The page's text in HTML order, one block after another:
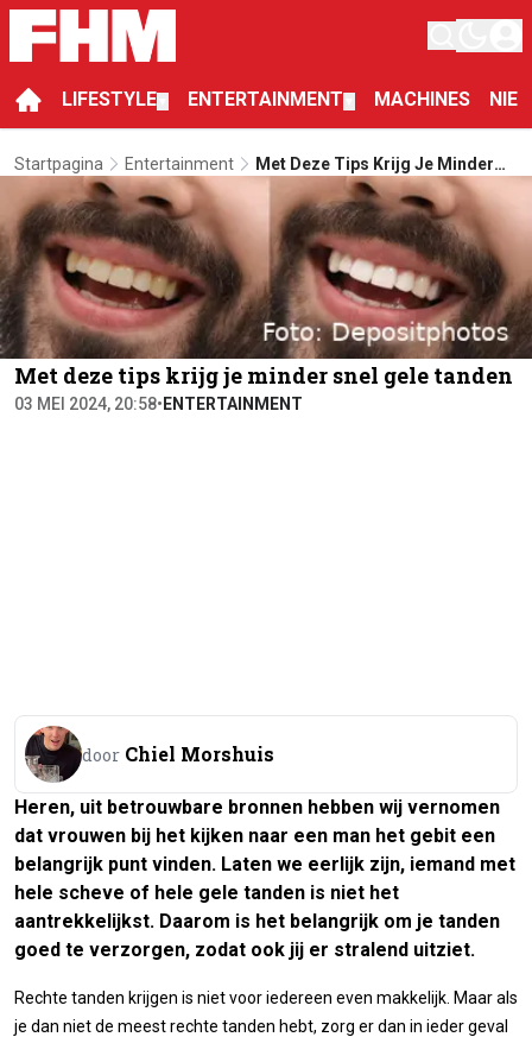
LIFESTYLE ENTERTAINMENT MACHINES
Startpagina Entertainment
Met Deze Tips Krijg Je Minder
Snel Gele Tanden
Met deze tips krijg je minder snel gele tanden
03 MEI 2024, 20:58• ENTERTAINMENT
door Chiel Morshuis
Heren, uit betrouwbare bronnen hebben wij vernomen
dat vrouwen bij het kijken naar een man het gebit een
belangrijk punt vinden. Laten we eerlijk zijn, iemand met
hele scheve of hele gele tanden is niet het
aantrekkelijkst. Daarom is het belangrijk om je tanden
goed te verzorgen, zodat ook jij er stralend uitziet.
Rechte tanden krijgen is niet voor iedereen even makkelijk. Maar als
je dan niet de meest rechte tanden hebt, zorg er dan in ieder geval